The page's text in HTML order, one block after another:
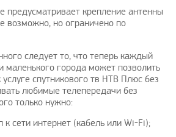
предусматривает крепление антенны
возможно, но ограничено по
следует то, что теперь каждый
маленького города может позволить
спутникового тв НТВ Плюс без
любимые телепередачи без
только нужно:
к сети интернет (кабель или Wi-Fi);